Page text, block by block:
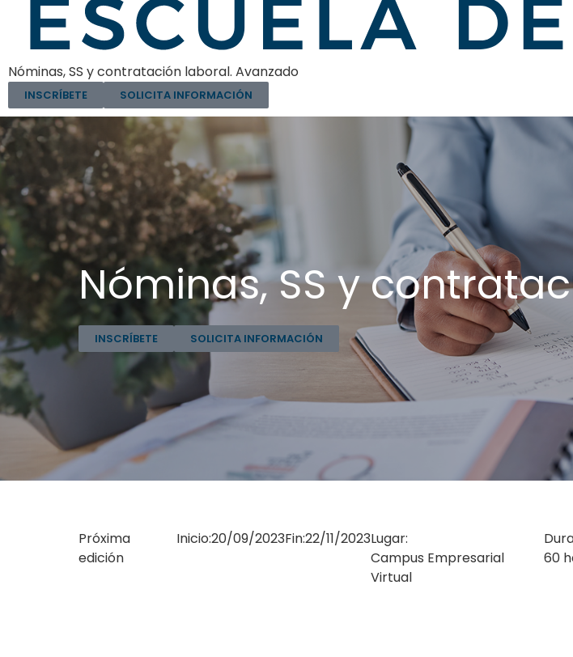
Nóminas, SS y contratación laboral. Avanzado
INSCRÍBETE SOLICITA INFORMACIÓN
Nóminas, SS y
INSCRÍBETE SOLICITA INFORMACIÓN
Próxima
edición
Inicio:20/09/2023Fin:22/11/2023Lugar:
Campus Empresarial
Virtual
60